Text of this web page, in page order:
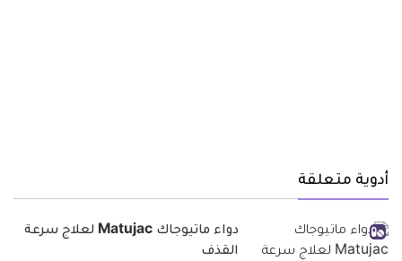
أدوية متعلقة
دواء ماتيوجاك Matujac لعلاج سرعة
القذف